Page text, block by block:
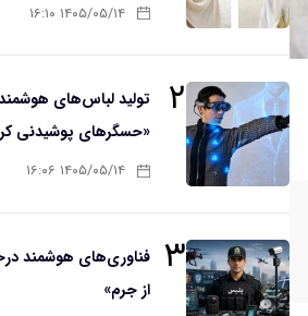
۱۴۰۵/۰۵/۱۴ ۱۶:۱۰
۲
تولید لباس‌های هوشمند
«حسگرهای پوشیدنی
۱۴۰۵/۰۵/۱۴ ۱۶:۰۶
۳ فناوری‌های هوشمند
از جرم»